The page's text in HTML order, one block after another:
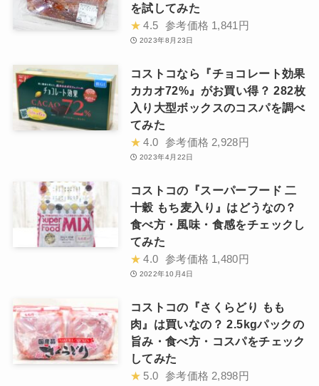
を試してみた
★ 4.5 参考価格 1,841円
2023年8月23日
コストコなら『チョコレート効果
カカオ72%』がお買い得？ 282枚
入り大型ボックスのコスパを調べ
てみた
★ 4.0 参考価格 2,928円
2023年4月22日
コストコの『スーパーフード 二
十穀 もち麦入り』はどうなの？
食べ方・風味・食感をチェックし
てみた
★ 4.0 参考価格 1,480円
2022年10月4日
コストコの『さくらどり もも
肉』は買いなの？ 2.5kgパックの
旨み・食べ方・コスパをチェック
してみた
★ 5.0 参考価格 2,898円